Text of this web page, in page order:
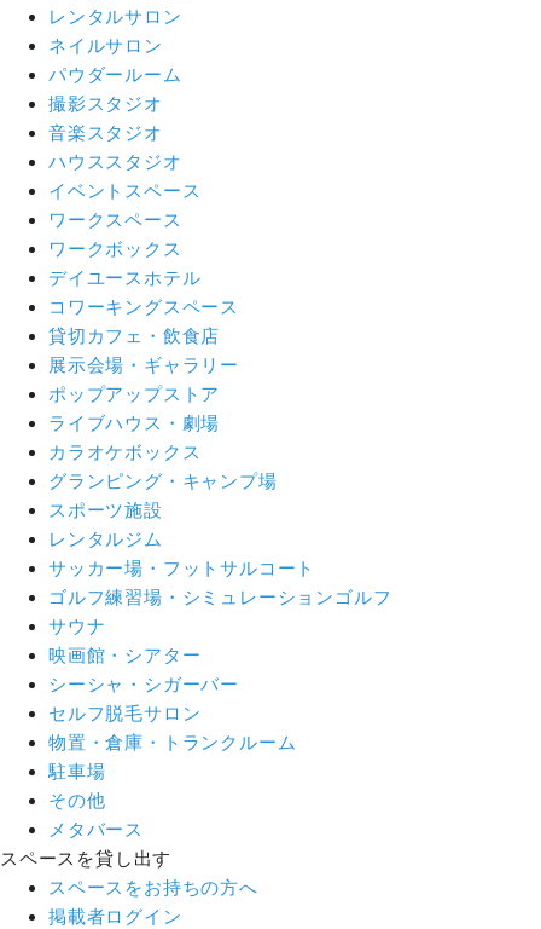
レンタルサロン
ネイルサロン
パウダールーム
撮影スタジオ
音楽スタジオ
ハウススタジオ
イベントスペース
ワークスペース
ワークボックス
デイユースホテル
コワーキングスペース
貸切カフェ・飲食店
展示会場・ギャラリー
ポップアップストア
ライブハウス・劇場
カラオケボックス
グランピング・キャンプ場
スポーツ施設
レンタルジム
サッカー場・フットサルコート
ゴルフ練習場・シミュレーションゴルフ
サウナ
映画館・シアター
シーシャ・シガーバー
セルフ脱毛サロン
物置・倉庫・トランクルーム
駐車場
その他
メタバース
スペースを貸し出す
スペースをお持ちの方へ
掲載者ログイン